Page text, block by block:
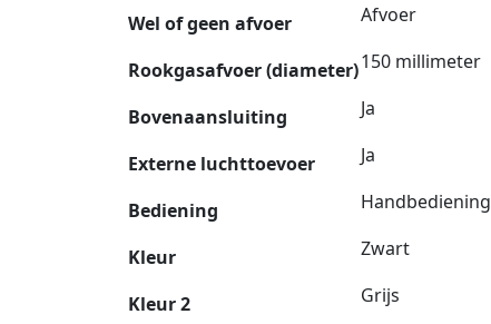
Wel of geen afvoer Afvoer
Rookgasafvoer (diameter)150 millimeter
Bovenaansluiting Ja
Externe luchttoevoer Ja
Bediening Handbediening
Kleur Zwart
Kleur 2 Grijs